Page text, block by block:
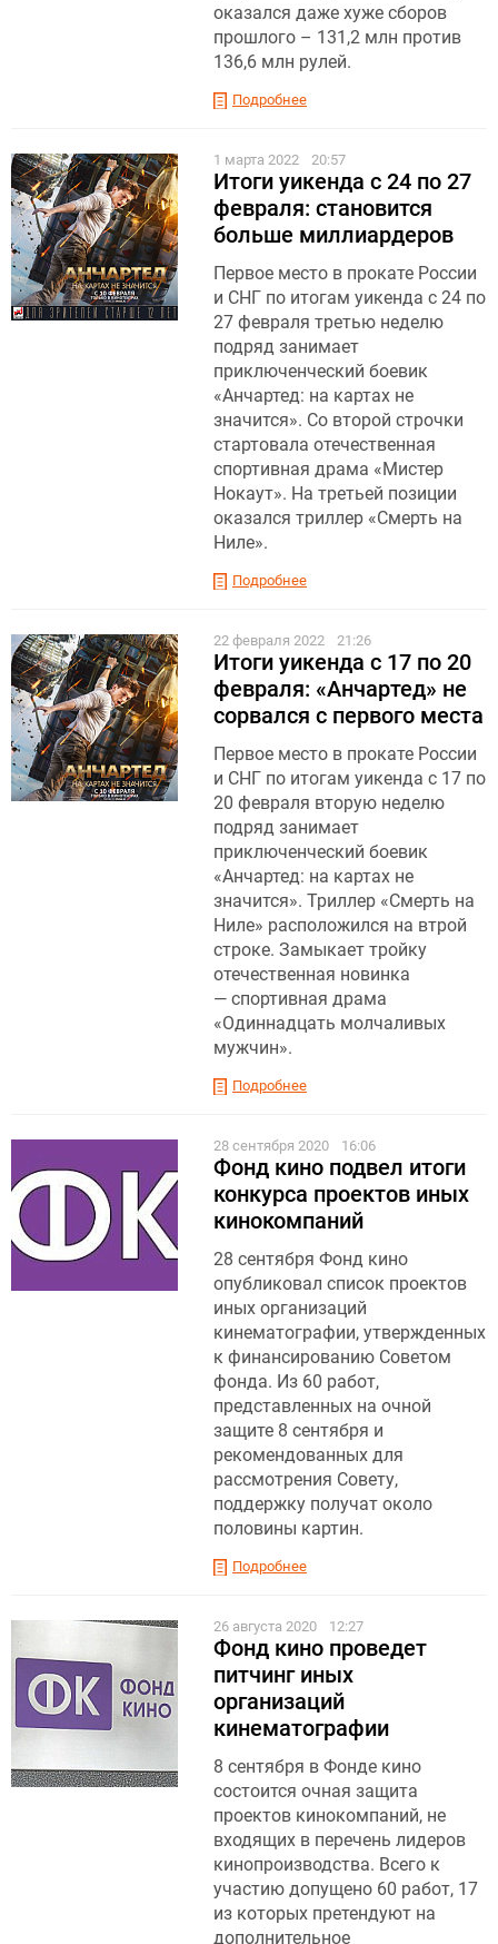
оказался даже хуже сборов
прошлого – 131,2 млн против
136,6 млн рулей.
Подробнее
1 марта 2022 20:57
Итоги уикенда с 24 по 27
февраля: становится
больше миллиардеров
Первое место в прокате России
и СНГ по итогам уикенда с 24 по
27 февраля третью неделю
подряд занимает
приключенческий боевик
«Анчартед: на картах не
значится». Со второй строчки
стартовала отечественная
спортивная драма «Мистер
Нокаут». На третьей позиции
оказался триллер «Смерть на
Ниле».
Подробнее
22 февраля 2022 21:26
Итоги уикенда с 17 по 20
февраля: «Анчартед» не
сорвался с первого места
Первое место в прокате России
и СНГ по итогам уикенда с 17 по
20 февраля вторую неделю
подряд занимает
приключенческий боевик
«Анчартед: на картах не
значится». Триллер «Смерть на
Ниле» расположился на втрой
строке. Замыкает тройку
отечественная новинка
— спортивная драма
«Одиннадцать молчаливых
мужчин».
Подробнее
28 сентября 2020 16:06
Фонд кино подвел итоги
конкурса проектов иных
кинокомпаний
28 сентября Фонд кино
опубликовал список проектов
иных организаций
кинематографии, утвержденных
к финансированию Советом
фонда. Из 60 работ,
представленных на очной
защите 8 сентября и
рекомендованных для
рассмотрения Совету,
поддержку получат около
половины картин.
Подробнее
26 августа 2020 12:27
Фонд кино проведет
питчинг иных
организаций
кинематографии
8 сентября в Фонде кино
состоится очная защита
проектов кинокомпаний, не
входящих в перечень лидеров
кинопроизводства. Всего к
участию допущено 60 работ, 17
из которых претендуют на
дополнительное